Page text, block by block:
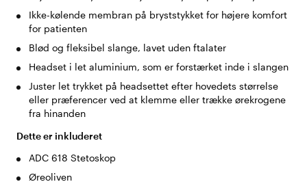
Ikke-kølende membran på bryststykket for højere komfort
for patienten
Blød og fleksibel slange, lavet uden ftalater
Headset i let aluminium, som er forstærket inde i slangen
Juster let trykket på headsettet efter hovedets størrelse
eller præferencer ved at klemme eller trække ørekrogene
fra hinanden
Dette er inkluderet
ADC 618 Stetoskop
Øreoliven